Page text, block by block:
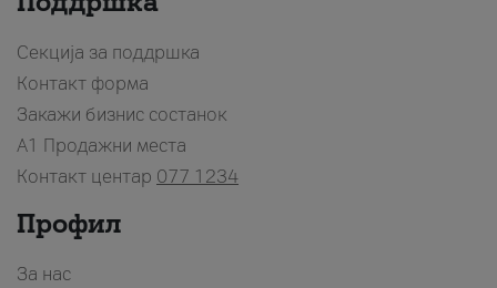
Секција за поддршка
Контакт форма
Закажи бизнис состанок
A1 Продажни места
Контакт центар 077 1234
Профил
За нас